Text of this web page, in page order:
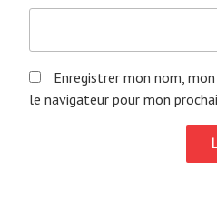
Enregistrer mon nom,
le navigateur pour mon